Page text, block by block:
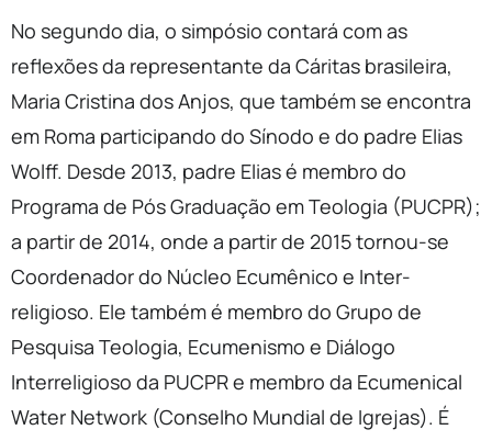
No segundo dia, o simpósio contará com as
reflexões da representante da Cáritas brasileira,
Maria Cristina dos Anjos, que também se encontra
em Roma participando do Sínodo e do padre Elias
Wolff. Desde 2013, padre Elias é membro do
Programa de Pós Graduação em Teologia (PUCPR);
a partir de 2014, onde a partir de 2015 tornou-se
Coordenador do Núcleo Ecumênico e Inter-
religioso. Ele também é membro do Grupo de
Pesquisa Teologia, Ecumenismo e Diálogo
Interreligioso da PUCPR e membro da Ecumenical
Water Network (Conselho Mundial de Igrejas). É